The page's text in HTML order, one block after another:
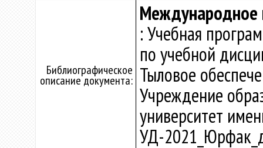
Библиографическое
описание документа:
Международное
: Учебная
по учебной
Тыловое
Учреждение
университет
УД-